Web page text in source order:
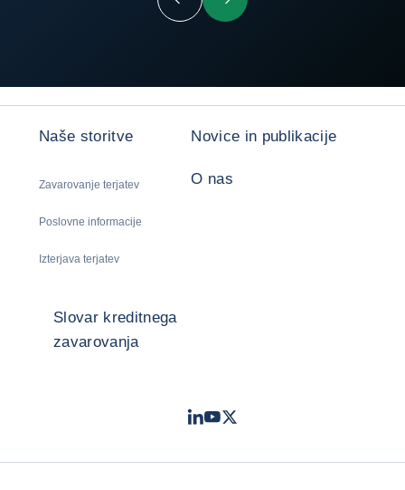
Prejšnji Naslednji
Naše storitve
Zavarovanje terjatev
Poslovne informacije
Izterjava terjatev
Novice in publikacije
O nas
Slovar kreditnega
zavarovanja
LinkedIn
Youtube
Twitter